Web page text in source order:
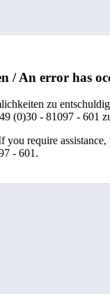
/ An error has
zu
(0)30 - 81097 - 601
require
- 601.